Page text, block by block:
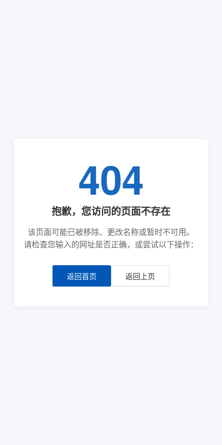
404
抱歉，您访问的页面不存在
该页面可能已被移除、更改名称或暂时不可用。
请检查您输入的网址是否正确，或尝试以下操作：
返回首页 返回上页